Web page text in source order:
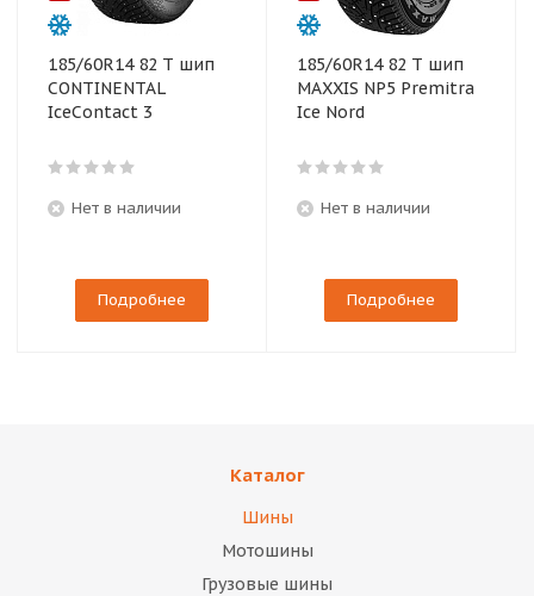
185/60R14 82 T шип
CONTINENTAL
IceContact 3
Нет в наличии
Подробнее
185/60R14 82 T шип
MAXXIS NP5 Premitra
Ice Nord
Нет в наличии
Подробнее
Каталог
Шины
Мотошины
Грузовые шины